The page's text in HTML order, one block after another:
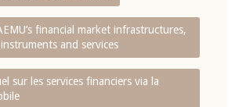
financial market infrastructures,
and services
sur les services financiers via la